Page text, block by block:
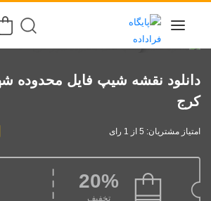
دانلود نقشه شیپ فایل محدوده
كرج
امتیاز مشتریان: 5 از 1 رای
20%
تخفیف